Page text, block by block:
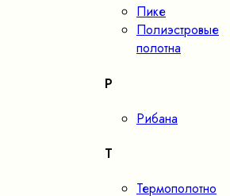
Пике
Полиэстровые
полотна
Р
Рибана
Т
Термополотно